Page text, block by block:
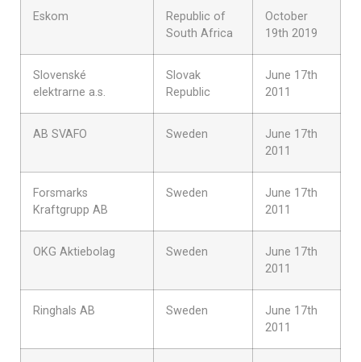
Eskom
Republic of
South Africa
October
19th 2019
Slovenské
elektrarne a.s.
Slovak
Republic
June 17th
2011
AB SVAFO Sweden
June 17th
2011
Forsmarks
Kraftgrupp AB
Sweden
June 17th
2011
OKG Aktiebolag Sweden
June 17th
2011
Ringhals AB Sweden
June 17th
2011